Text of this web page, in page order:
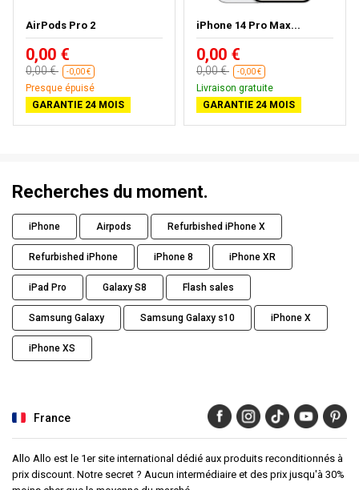
AirPods Pro 2
0,00 €
0,00 € -0,00 €
Presque épuisé
GARANTIE 24 MOIS
iPhone 14 Pro Max...
0,00 €
0,00 € -0,00 €
Livraison gratuite
GARANTIE 24 MOIS
Recherches du moment.
iPhone Airpods Refurbished iPhone X
Refurbished iPhone iPhone 8 iPhone XR
iPad Pro Galaxy S8 Flash sales
Samsung Galaxy Samsung Galaxy s10 iPhone X
iPhone XS
France
Allo Allo est le 1er site international dédié aux produits reconditionnés à
prix discount. Notre secret ? Aucun intermédiaire et des prix jusqu'à 30%